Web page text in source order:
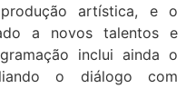
artística, e o
a novos talentos e
inclui ainda o
o diálogo com